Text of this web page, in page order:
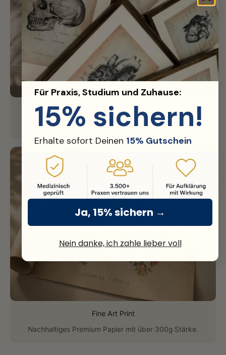
Edler Rahmen
Hochwertiger Aluminium-Rahmen für perfektes Finish.
Fine Art Print
Nachhaltiges Premium Papier mit über 300g Stärke.
Für Praxis, Studium und Zuhause:
15% sichern!
Erhalte sofort Deinen 15% Gutschein
Ja, 15% sichern →
Nein danke, ich zahle lieber voll